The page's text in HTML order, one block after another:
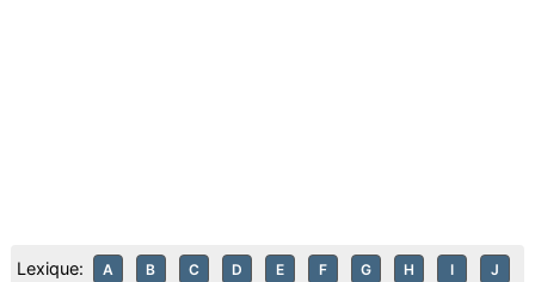
Lexique: A B C D E F G H I J